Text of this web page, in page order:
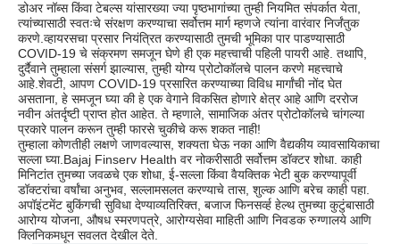
डोअर नॉब्स किंवा टेबल्स यांसारख्या ज्या पृष्ठभागांच्या तुम्ही नियमित संपर्कात येता,
त्यांच्यासाठी स्वतःचे संरक्षण करण्याचा सर्वोत्तम मार्ग म्हणजे त्यांना वारंवार निर्जंतुक
करणे.व्हायरसचा प्रसार नियंत्रित करण्यासाठी तुमची भूमिका पार पाडण्यासाठी
COVID-19 चे संक्रमण समजून घेणे ही एक महत्त्वाची पहिली पायरी आहे. तथापि,
दुर्दैवाने तुम्हाला संसर्ग झाल्यास, तुम्ही योग्य प्रोटोकॉलचे पालन करणे महत्त्वाचे
आहे.शेवटी, आपण COVID-19 प्रसारित करण्याच्या विविध मार्गांची नोंद घेत
असताना, हे समजून घ्या की हे एक वेगाने विकसित होणारे क्षेत्र आहे आणि दररोज
नवीन अंतर्दृष्टी प्राप्त होत आहेत. ते म्हणाले, सामाजिक अंतर प्रोटोकॉलचे चांगल्या
प्रकारे पालन करून तुम्ही फारसे चुकीचे करू शकत नाही!
तुम्हाला कोणतीही लक्षणे जाणवल्यास, शक्यता घेऊ नका आणि वैद्यकीय व्यावसायिकाचा
सल्ला घ्या.Bajaj Finserv Health वर नोकरीसाठी सर्वोत्तम डॉक्टर शोधा. काही
मिनिटांत तुमच्या जवळचे एक शोधा, ई-सल्ला किंवा वैयक्तिक भेटी बुक करण्यापूर्वी
डॉक्टरांचा वर्षांचा अनुभव, सल्लामसलत करण्याचे तास, शुल्क आणि बरेच काही पहा.
अपॉइंटमेंट बुकिंगची सुविधा देण्याव्यतिरिक्त, बजाज फिनसर्व्ह हेल्थ तुमच्या कुटुंबासाठी
आरोग्य योजना, औषध स्मरणपत्रे, आरोग्यसेवा माहिती आणि निवडक रुग्णालये आणि
क्लिनिकमधून सवलत देखील देते.